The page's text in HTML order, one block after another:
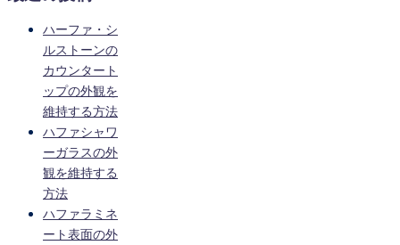
ハーファ・シ
ルストーンの
カウンタート
ップの外観を
維持する方法
ハファシャワ
ーガラスの外
観を維持する
方法
ハファラミネ
ート表面の外